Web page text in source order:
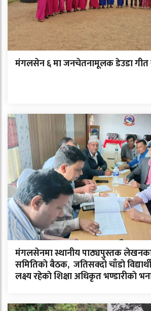
मंगलसेन ६ मा जनचेतनामूलक डेउडा गीत
मंगलसेनमा स्थानीय पाठ्यपुस्तक लेखनका
समितिकाे बैठक, जतिसक्दो चाँडाे
लक्ष्य रहेकाे शिक्षा अधिकृत भण्डारीकाे